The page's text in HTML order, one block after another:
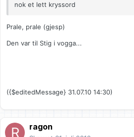
nok et lett kryssord
Prale, prale (gjesp)
Den var til Stig i vogga...
({$editedMessage} 31.07.10 14:30)
ragon